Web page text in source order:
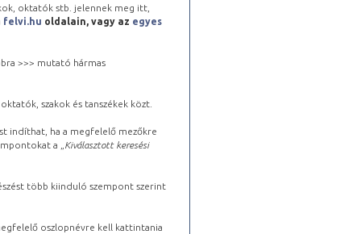
oktatók stb. jelennek meg itt,
felvi.hu oldalain, vagy az egyes
>>> mutató hármas
szakok és tanszékek közt.
indíthat, ha a megfelelő mezőkre
a „ Kiválasztott keresési
több kiinduló szempont szerint
oszlopnévre kell kattintania